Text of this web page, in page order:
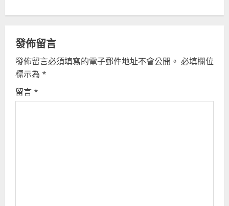
R
e
a
發佈留言
發佈留言必須填寫的電子郵件地址不會公開。 必填欄位
標示為 *
留言*